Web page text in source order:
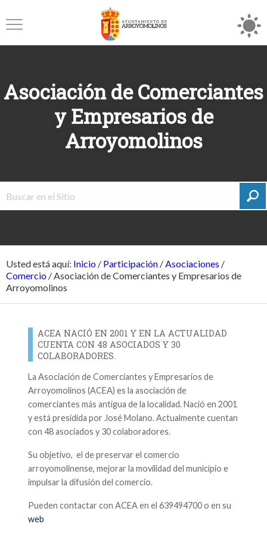
Asociación de Comerciantes
y Empresarios de
Arroyomolinos
Usted está aquí: Inicio / Participación /Asociaciones /
Comercio /Asociación de Comerciantes y Empresarios de
Arroyomolinos
ACEA NACIÓ EN 2001 Y EN LA ACTUALIDAD
CUENTA CON 48 ASOCIADOS Y 30
COLABORADORES.
La Asociación de Comerciantes y Empresarios de
Arroyomolinos (ACEA) es la asociación de
comerciantes más antigua de la localidad. Nació en 2001
y está presidida por José Molano. Actualmente cuentan
con 48 asociados y 30 colaboradores.
Su objetivo, el de preservar el comercio
arroyomolinense, mejorar la movilidad del municipio e
impulsar la difusión del comercio.
Pueden contactar con ACEA en el 639494700 o en su
web